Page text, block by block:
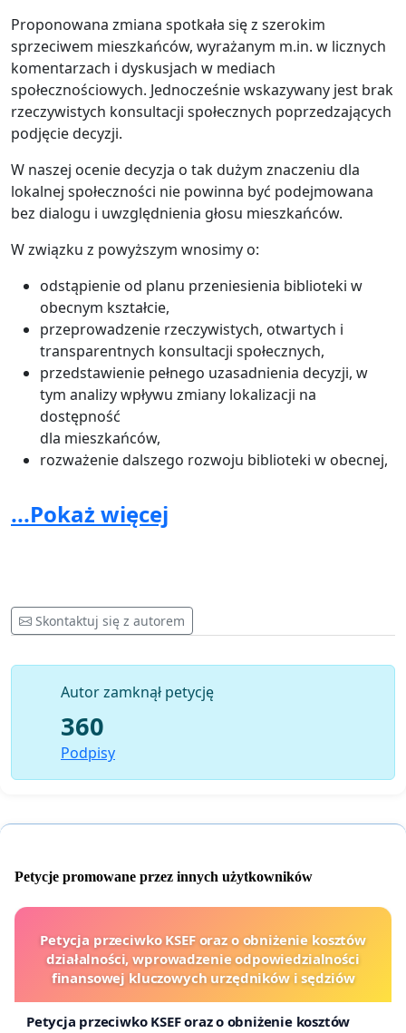
Proponowana zmiana spotkała się z szerokim
sprzeciwem mieszkańców, wyrażanym m.in. w licznych
komentarzach i dyskusjach w mediach
społecznościowych. Jednocześnie wskazywany jest brak
rzeczywistych konsultacji społecznych poprzedzających
podjęcie decyzji.
W naszej ocenie decyzja o tak dużym znaczeniu dla
lokalnej społeczności nie powinna być podejmowana
bez dialogu i uwzględnienia głosu mieszkańców.
W związku z powyższym wnosimy o:
odstąpienie od planu przeniesienia biblioteki w
obecnym kształcie,
przeprowadzenie rzeczywistych, otwartych i
transparentnych konsultacji społecznych,
przedstawienie pełnego uzasadnienia decyzji, w
tym analizy wpływu zmiany lokalizacji na
dostępność
dla mieszkańców,
rozważenie dalszego rozwoju biblioteki w obecnej,
Apelujemy o podjęcie decyzji z uwzględnieniem
Mieszkańcy Gminy Mogilany
...Pokaż więcej
Skontaktuj się z autorem
Autor zamknął petycję
360
Podpisy
Petycje promowane przez innych użytkowników
Petycja przeciwko KSEF oraz o obniżenie kosztów
działalności, wprowadzenie odpowiedzialności
finansowej kluczowych urzędników i sędziów
Petycja przeciwko KSEF oraz o obniżenie kosztów